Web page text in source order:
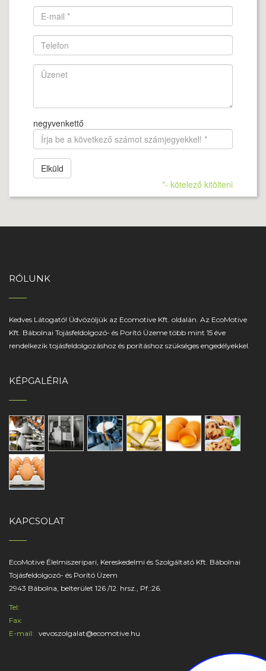
legjobb választás, csak ajánlani tudom
MINŐSÉGI ALAPANYAGOK
Válogatott összetevőkből, kiváló termékek
ALAPÉRTÉKEINK
negyvenkettő
Elküld
*- kötelező kitölteni
RÓLUNK
Kedves Látogató! Üdvözöljük az Ecomotive Kft. oldalán. Az EcoMotive
Kft. Bábolnai Tojásfeldolgozó- és Porító Üzeme több mint 15 éve
rendelkezik tojásfeldolgozáshoz és porításhoz szükséges engedélyekkel.
KÉPGALÉRIA
KAPCSOLAT
EcoMotive Élelmiszeripari, Kereskedelmi és Szolgáltató Kft. Bábolnai
Tojásfeldolgozó- és Porító Üzem
2943 Bábolna, belterület 126 /12. hrsz., Pf.:26.
Tel:
Fax:
E-mail: vevoszolgalat@ecomotive.hu